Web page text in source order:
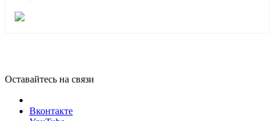
Оставайтесь на связи
Вконтакте